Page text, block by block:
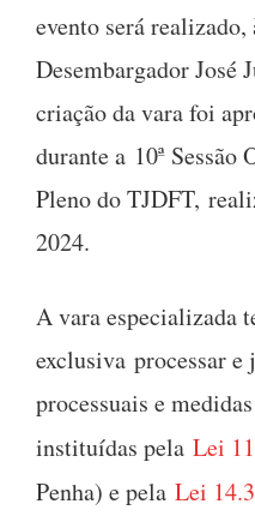
evento será
Desembargador José
criação da vara foi
durante a 10ª
Pleno do TJDFT,
2024.
A vara especializada
exclusiva processar
processuais e
instituídas pela Lei
Penha) e pela Lei